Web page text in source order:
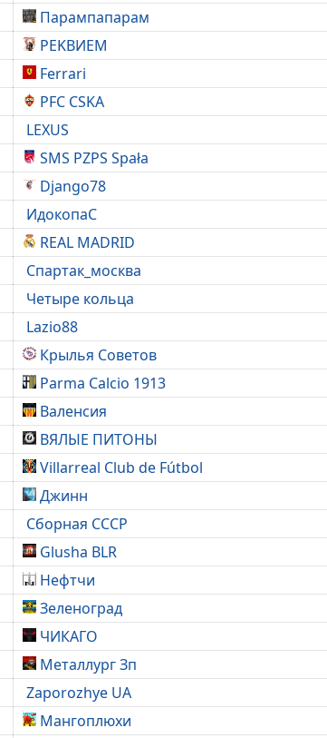
Парампапарам
PEKBИЕМ
Ferrari
PFC CSKA
LEXUS
SMS PZPS Spała
Django78
ИдокопаС
REAL MADRID
Спартак_москва
Четыре кольца
Lazio88
Крылья Советов
Parma Calcio 1913
Валенсия
ВЯЛЫЕ ПИТОНЫ
Villarreal Club de Fútbol
Джинн
Сборная СССР
Glusha BLR
Нефтчи
Зеленоград
ЧИКАГО
Металлург Зп
Zaporozhye UA
Мангоплюхи